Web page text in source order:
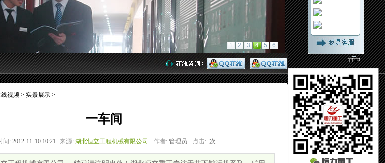
1 2 3 4 5 6
视频> 实景展示>
一车间
间: 2012-11-10 10:21 来源: 湖北恒立工程机械有限公司 作者: 管理员 点击: 次